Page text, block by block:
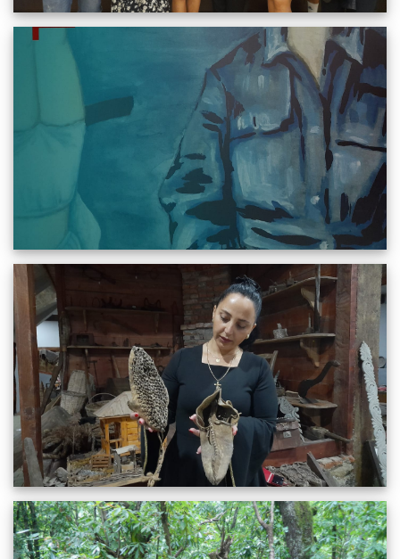
გამოჩენილი ჩეხი ქალები, მათი ბედი და პორტრეტები
დღევანდელი გადმოსახედიდან
1965 სრულიად
დროში მოგზაურობა
17.09.2022 სრულიად
ქობულეთის მუნიციპალიტეტი, სოფელი აჭი